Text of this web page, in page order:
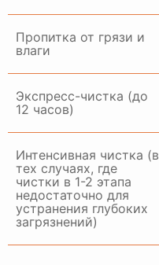
Пропитка от грязи и
влаги
Экспресс-чистка (до
12 часов)
Интенсивная чистка (в
тех случаях, где
чистки в 1-2 этапа
недостаточно для
устранения глубоких
загрязнений)